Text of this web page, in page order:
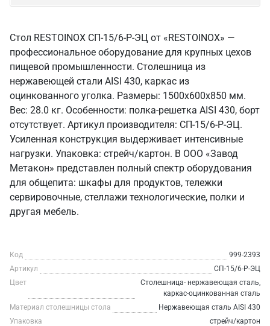
Стол RESTOINOX СП-15/6-Р-ЭЦ от «RESTOINOX» —
профессиональное оборудование для крупных цехов
пищевой промышленности. Столешница из
нержавеющей стали AISI 430, каркас из
оцинкованного уголка. Размеры: 1500x600x850 мм.
Вес: 28.0 кг. Особенности: полка-решетка AISI 430, борт
отсутствует. Артикул производителя: СП-15/6-Р-ЭЦ.
Усиленная конструкция выдерживает интенсивные
нагрузки. Упаковка: стрейч/картон. В ООО «Завод
Метакон» представлен полный спектр оборудования
для общепита: шкафы для продуктов, тележки
сервировочные, стеллажи технологические, полки и
другая мебель.
Код
999-2393
Артикул
СП-15/6-Р-ЭЦ
Цвет
Столешница- нержавеющая сталь,
каркас-оцинкованная сталь
Материал столешницы стола
Нержавеющая сталь AISI 430
Упаковка
стрейч/картон